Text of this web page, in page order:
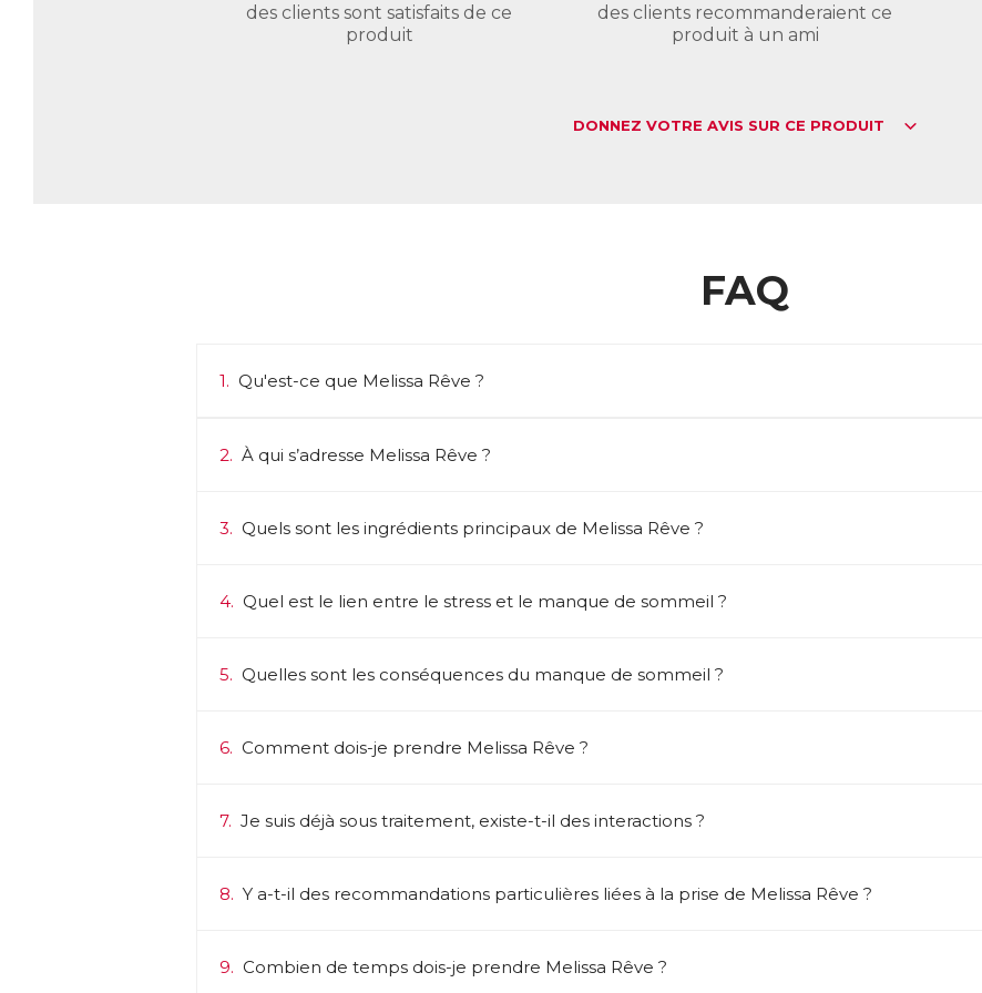
des clients sont satisfaits de ce
produit
des clients recommanderaient ce
produit à un ami
DONNEZ VOTRE AVIS SUR CE PRODUIT
FAQ
1. Qu'est-ce que Melissa Rêve ?
2. À qui s’adresse Melissa Rêve ?
3. Quels sont les ingrédients principaux de Melissa Rêve ?
4. Quel est le lien entre le stress et le manque de sommeil ?
5. Quelles sont les conséquences du manque de sommeil ?
6. Comment dois-je prendre Melissa Rêve ?
7. Je suis déjà sous traitement, existe-t-il des interactions ?
8. Y a-t-il des recommandations particulières liées à la prise de Melissa Rêve ?
9. Combien de temps dois-je prendre Melissa Rêve ?